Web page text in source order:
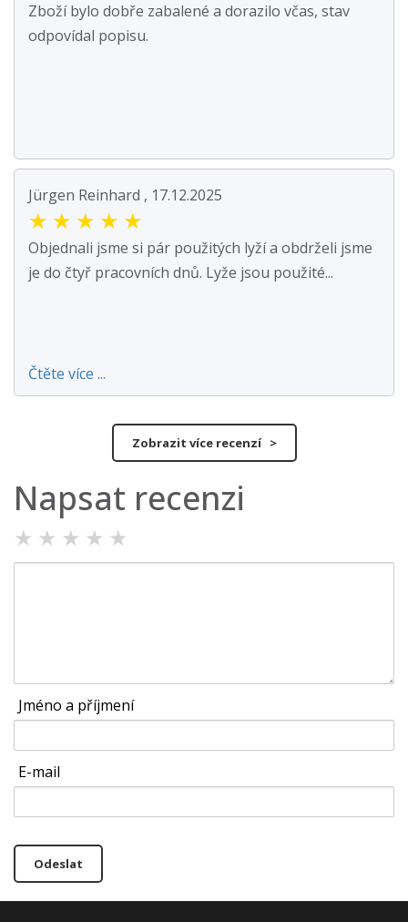
Zboží bylo dobře zabalené a dorazilo včas, stav
odpovídal popisu.
Jürgen Reinhard , 17.12.2025
★ ★ ★ ★ ★
Objednali jsme si pár použitých lyží a obdrželi jsme
je do čtyř pracovních dnů. Lyže jsou použité...
Čtěte více ...
Zobrazit více recenzí >
Napsat recenzi
★ ★ ★ ★ ★
Jméno a příjmení
E-mail
Odeslat